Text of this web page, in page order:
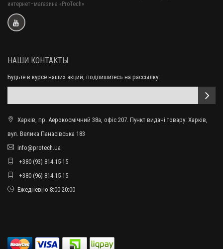
интернет–магазина «ProTech»
НАШИ КОНТАКТЫ
Будьте в курсе наших акций, подпишитесь на рассылку:
Харків, пр. Аерокосмічний 38а, офіс 207. Пункт видачі товару: Харків,
вул. Велика Панасівська 183
info@protech.ua
+380 (93) 814-15-15
+380 (96) 814-15-15
Ежедневно 8:00-20:00